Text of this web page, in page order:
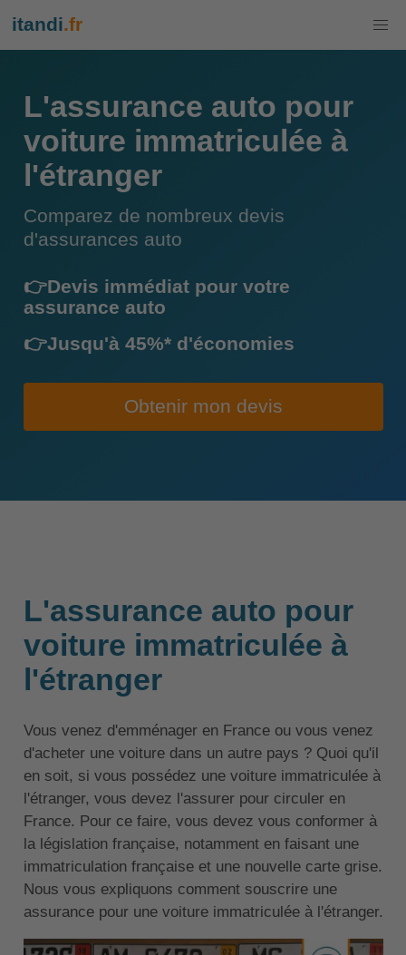
itandi.fr
L'assurance auto pour
voiture immatriculée à
l'étranger
Comparez de nombreux devis
d'assurances auto
👉Devis immédiat pour votre
assurance auto
👉Jusqu'à 45%* d'économies
Obtenir mon devis
L'assurance auto pour
voiture immatriculée à
l'étranger
Vous venez d'emménager en France ou vous venez
d'acheter une voiture dans un autre pays ? Quoi qu'il
en soit, si vous possédez une voiture immatriculée à
l'étranger, vous devez l'assurer pour circuler en
France. Pour ce faire, vous devez vous conformer à
la législation française, notamment en faisant une
immatriculation française et une nouvelle carte grise.
Nous vous expliquons comment souscrire une
assurance pour une voiture immatriculée à l'étranger.